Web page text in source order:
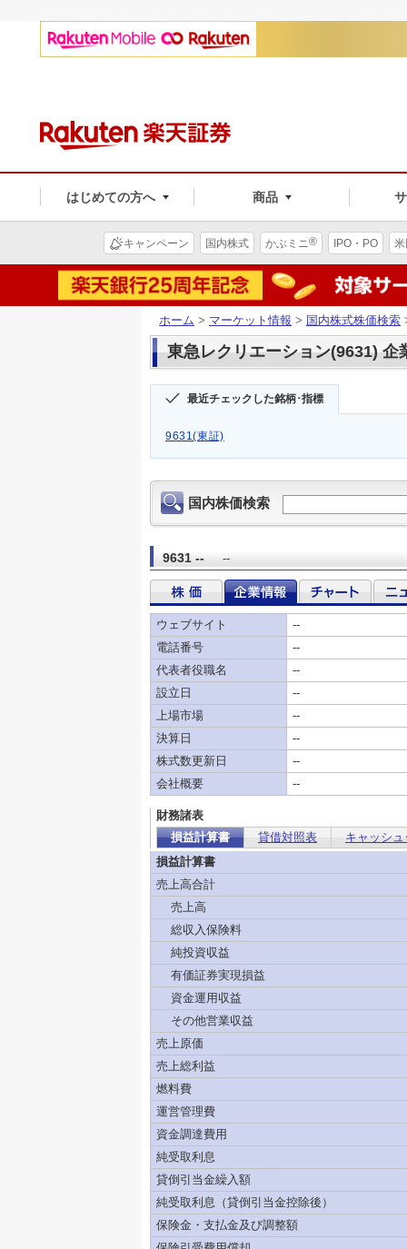
はじめての方へ 商品
キャンペーン 国内株式 かぶミニ® IPO・PO
ホーム > マーケット情報 > 国内株式株価検索
東急レクリエーション(9631) 企
最近チェックした銘柄･指標
9631(東証)